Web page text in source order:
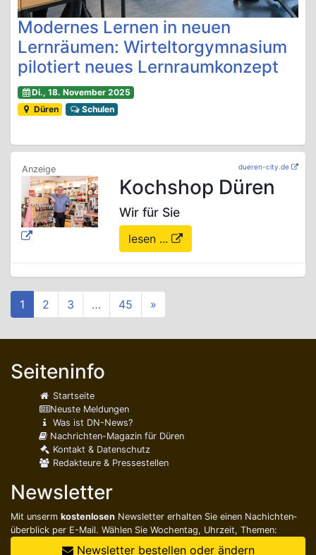
Modernes Lernen in neuen
Lernräumen: Wirteltorgymnasium
pilotiert neues Lernraumkonzept
Di., 18. November 2025
Düren
Schulen
dueren-city.de
Kochshop Düren
Wir für Sie
lesen ...
1 2 3 … 45 »
Seiteninfo
Startseite
Neuste Meldungen
Was ist DN-News?
Nachrichten-Magazin für Düren
Kontakt & Datenschutz
Redakteure & Pressestellen
Newsletter
Mit unserm kostenlosen Newsletter erhalten Sie einen Nachichten­
überblick per E-Mail. Wählen Sie Wochentag, Uhrzeit, Themen:
Newsletter bestellen oder ändern